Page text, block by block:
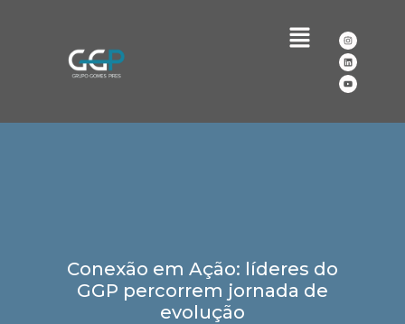
Conexão em Ação: líderes do
GGP percorrem jornada de
evolução